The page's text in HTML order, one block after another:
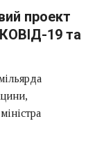
проект
19 та